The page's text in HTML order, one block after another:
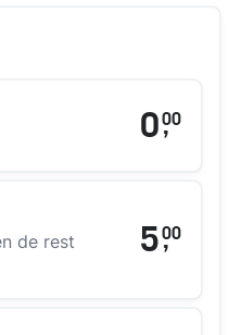
0,
00
de rest
5,
00